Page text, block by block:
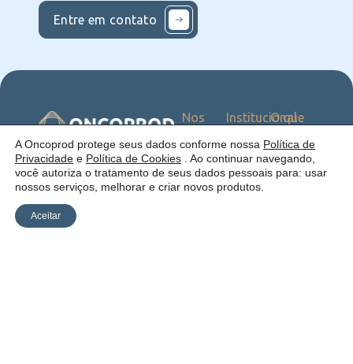
Entre em contato
Uma empresa:
Institucional
somos
Como
atuamos
Estrutura
Blog
O que
Serviços
Catálogo
Nos
nas
Redes
A Oncoprod protege seus dados conforme nossa Política de
Privacidade e Política de Cookies . Ao continuar navegando,
você autoriza o tratamento de seus dados pessoais para: usar
nossos serviços, melhorar e criar novos produtos.
Aceitar